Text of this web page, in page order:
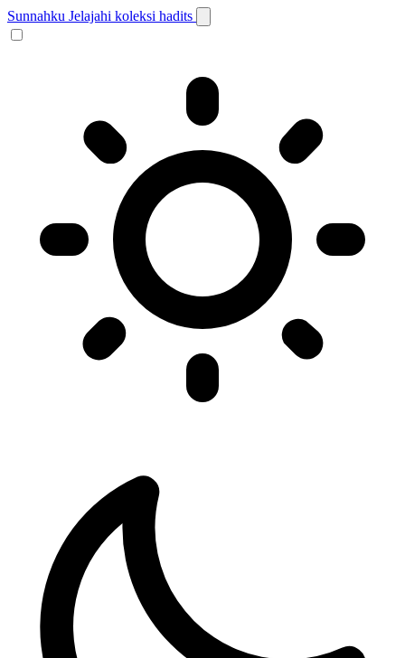
Sunnahku Jelajahi koleksi hadits